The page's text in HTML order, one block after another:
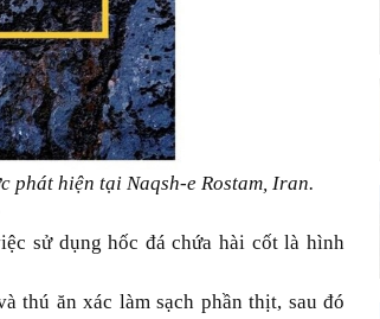
phát hiện tại Naqsh-e Rostam, Iran.
sử dụng hốc đá chứa hài cốt là hình
thú ăn xác làm sạch phần thịt, sau đó